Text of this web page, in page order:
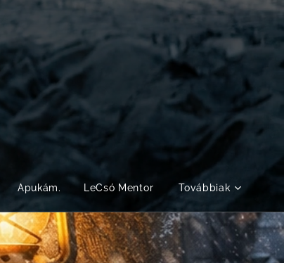
Apukám. LeCsó Mentor Továbbiak